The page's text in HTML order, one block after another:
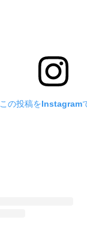
この投稿をInstagram